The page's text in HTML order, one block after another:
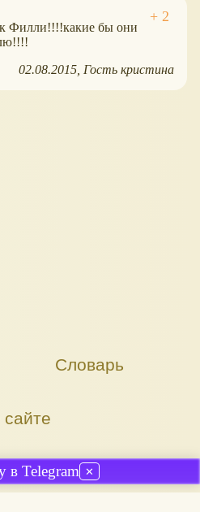
Филли!!!!какие бы они
02.08.2015 Гость кристина
Словарь
в Telegram ✕